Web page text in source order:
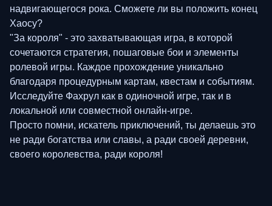
надвигающегося рока. Сможете ли вы положить конец
Хаосу?
"За короля" - это захватывающая игра, в которой
сочетаются стратегия, пошаговые бои и элементы
ролевой игры. Каждое прохождение уникально
благодаря процедурным картам, квестам и событиям.
Исследуйте Фахрул как в одиночной игре, так и в
локальной или совместной онлайн-игре.
Просто помни, искатель приключений, ты делаешь это
не ради богатства или славы, а ради своей деревни,
своего королевства, ради короля!